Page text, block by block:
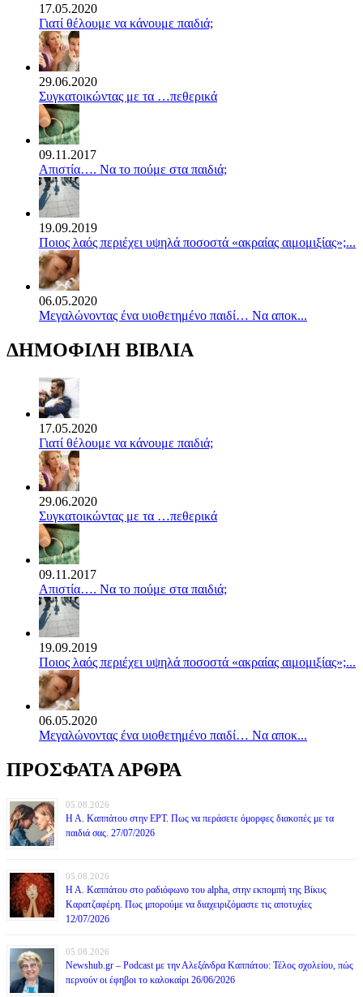
17.05.2020
Γιατί θέλουμε να κάνουμε παιδιά;
29.06.2020
Συγκατοικώντας με τα …πεθερικά
09.11.2017
Απιστία…. Να το πούμε στα παιδιά;
19.09.2019
Ποιος λαός περιέχει υψηλά ποσοστά «ακραίας αιμομιξίας»;...
06.05.2020
Mεγαλώνοντας ένα υιοθετημένο παιδί… Να αποκ...
ΔΗΜΟΦΙΛΗ ΒΙΒΛΙΑ
17.05.2020
Γιατί θέλουμε να κάνουμε παιδιά;
29.06.2020
Συγκατοικώντας με τα …πεθερικά
09.11.2017
Απιστία…. Να το πούμε στα παιδιά;
19.09.2019
Ποιος λαός περιέχει υψηλά ποσοστά «ακραίας αιμομιξίας»;...
06.05.2020
Mεγαλώνοντας ένα υιοθετημένο παιδί… Να αποκ...
ΠΡΟΣΦΑΤΑ ΑΡΘΡΑ
05.08.2026
Η Α. Καππάτου στην ΕΡΤ. Πως να περάσετε όμορφες διακοπές με τα
παιδιά σας. 27/07/2026
05.08.2026
Η Α. Καππάτου στο ραδιόφωνο του alpha, στην εκπομπή της Βίκυς
Καρατζαφέρη. Πως μπορούμε να διαχειριζόμαστε τις αποτυχίες
12/07/2026
05.08.2026
Newshub.gr – Podcast με την Αλεξάνδρα Καππάτου: Τέλος σχολείου, πώς
περνούν οι έφηβοι το καλοκαίρι 26/06/2026